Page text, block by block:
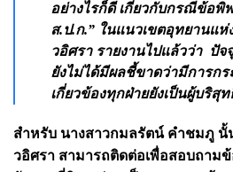
อย่างไรก็ดี เกี่ยวกับกรณีข้อพิ
ส.ป.ก.” ในแนวเขตอุทยานแ
วอิศรา รายงานไปแล้วว่า ปั
ยังไม่ได้มีผลชี้ขาดว่ามีการก
เกี่ยวข้องทุกฝ่ายยังเป็นผู้บริสุ
สำหรับ นางสาวกมลรัตน์ คำชมภู
วอิศรา สามารถติดต่อเพื่อสอบถามข้